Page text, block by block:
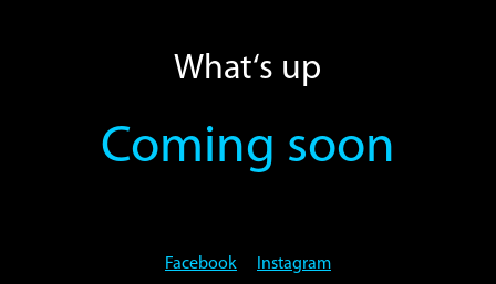
What‘s up
Coming soon
Facebook Instagram